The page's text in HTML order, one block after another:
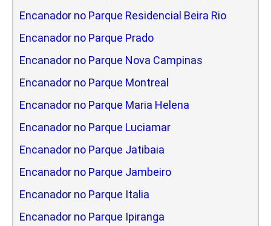
Encanador no Parque Residencial Beira Rio
Encanador no Parque Prado
Encanador no Parque Nova Campinas
Encanador no Parque Montreal
Encanador no Parque Maria Helena
Encanador no Parque Luciamar
Encanador no Parque Jatibaia
Encanador no Parque Jambeiro
Encanador no Parque Italia
Encanador no Parque Ipiranga